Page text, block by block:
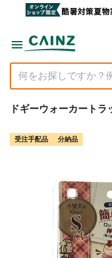
ドギーウォーカート
受注手配品 分納品